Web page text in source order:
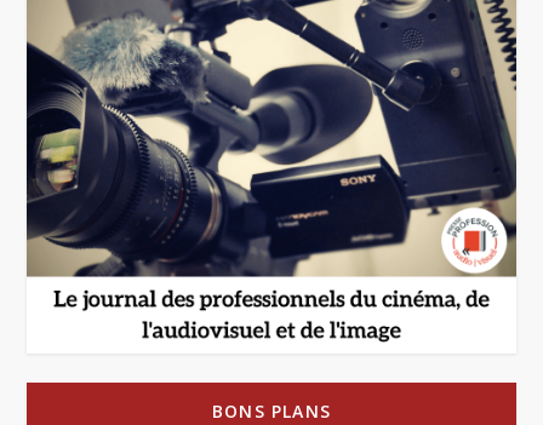
BONS PLANS